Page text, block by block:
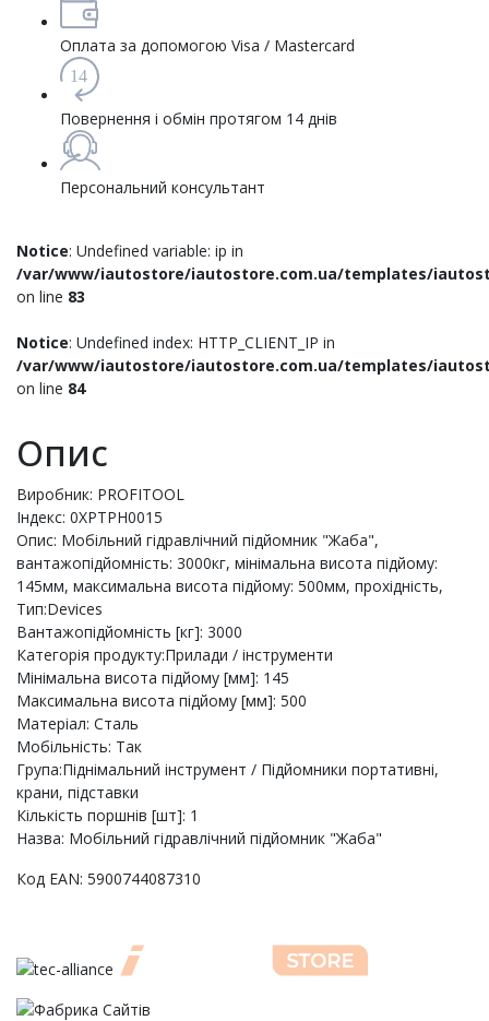
Оплата за допомогою Visa / Mastercard
14
Повернення і обмін протягом 14 днів
Персональний консультант
Notice: Undefined variable: ip in
/var/www/iautostore/iautostore.com.ua/templates/
on line 83
Notice: Undefined index: HTTP_CLIENT_IP in
/var/www/iautostore/iautostore.com.ua/templates/
on line 84
Опис
Виробник: PROFITOOL
Індекс: 0XPTPH0015
Опис: Мобільний гідравлічний підйомник "Жаба",
вантажопідйомність: 3000кг, мінімальна висота підйому:
145мм, максимальна висота підйому: 500мм, прохідність,
Тип:Devices
Вантажопідйомність [кг]: 3000
Категорія продукту:Прилади / інструменти
Мінімальна висота підйому [мм]: 145
Максимальна висота підйому [мм]: 500
Матеріал: Сталь
Мобільність: Так
Група:Піднімальний інструмент / Підйомники портативні,
крани, підставки
Кількість поршнів [шт]: 1
Назва: Мобільний гідравлічний підйомник "Жаба"
Код EAN: 5900744087310